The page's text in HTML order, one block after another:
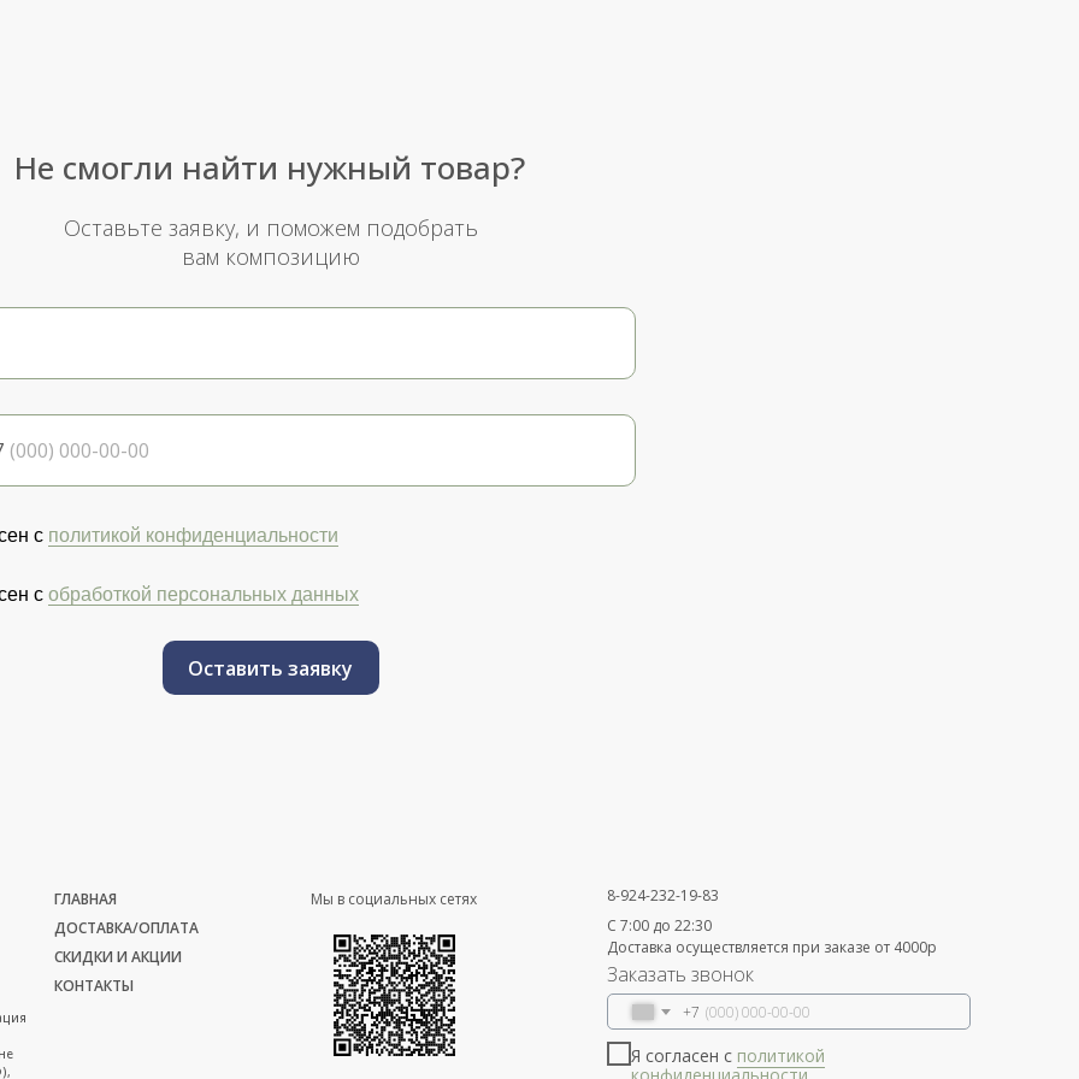
с политикой конфиденциальности
с обработкой персональных данных
Оставить заявку
Не смогли найти нужный товар?
Оставьте заявку, и поможем подобрать
вам композицию
ГЛАВНАЯ
ДОСТАВКА/ОПЛАТА
СКИДКИ И АКЦИИ
КОНТАКТЫ
8-924-232-19-83
С 7:00 до 22:30
Доставка осуществляется при заказе от 4000р
Мы в социальных сетях
Заказать звонок
+7
Я согласен с политикой